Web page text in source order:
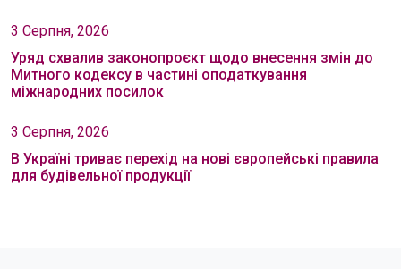
3 Серпня, 2026
Уряд схвалив законопроєкт щодо внесення змін до
Митного кодексу в частині оподаткування
міжнародних посилок
3 Серпня, 2026
В Україні триває перехід на нові європейські правила
для будівельної продукції